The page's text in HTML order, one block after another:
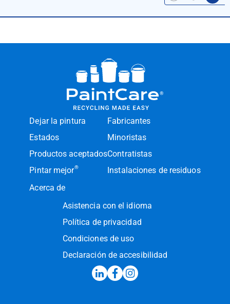
Dejar la pintura
Estados
Productos aceptados
Pintar mejor®
Acerca de
Fabricantes
Minoristas
Contratistas
Instalaciones de residuos
Asistencia con el idioma
Política de privacidad
Condiciones de uso
Declaración de accesibilidad